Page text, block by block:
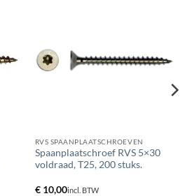
RVS SPAANPLAATSCHROEVEN
Spaanplaatschroef RVS 5×30
voldraad, T25, 200 stuks.
€10,00incl. BTW